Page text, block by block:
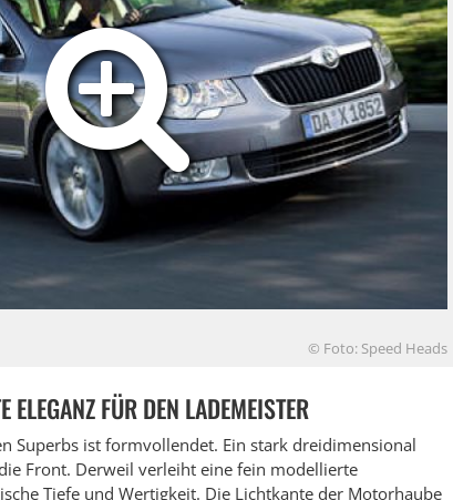
© Foto: Speed Heads
ELEGANZ FÜR DEN LADEMEISTER
Superbs ist formvollendet. Ein stark dreidimensional
Front. Derweil verleiht eine fein modellierte
Tiefe und Wertigkeit. Die Lichtkante der Motorhaube